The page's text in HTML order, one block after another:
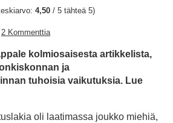
4,50 / 5 tähteä 5)
2 Kommenttia
kolmiosaisesta artikkelista,
ja
tuhoisia vaikutuksia. Lue
oli laatimassa joukko miehiä,